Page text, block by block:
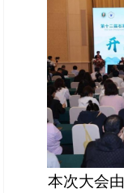
本次大会